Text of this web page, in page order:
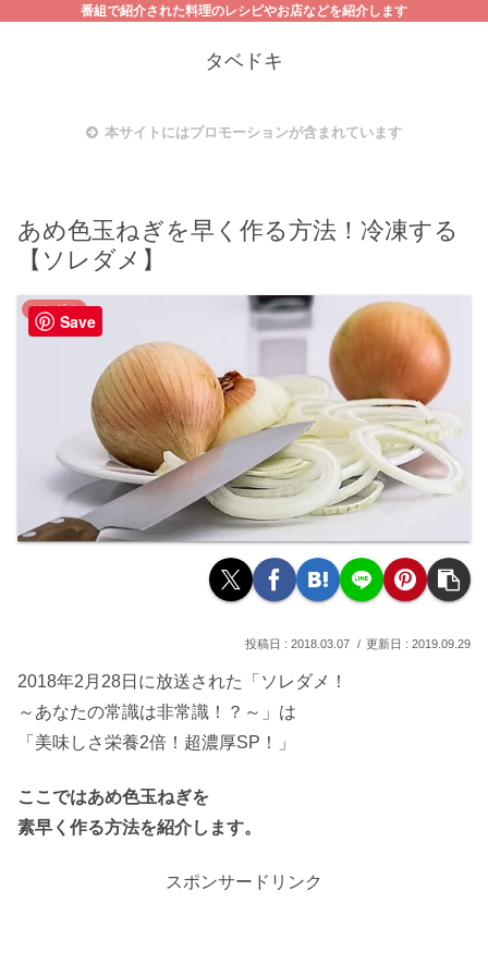
番組で紹介された料理のレシピやお店などを紹介します
タベドキ
本サイトにはプロモーションが含まれています
あめ色玉ねぎを早く作る方法！冷凍する
【ソレダメ】
ソレダメ
2018.03.07 2019.09.29
2018年2月28日に放送された「ソレダメ！
～あなたの常識は非常識！？～」は
「美味しさ栄養2倍！超濃厚SP！」
ここではあめ色玉ねぎを
素早く作る方法を紹介します。
スポンサードリンク
Save